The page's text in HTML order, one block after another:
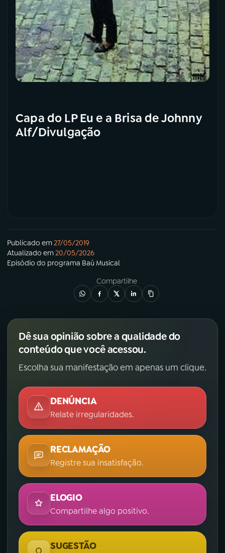
Capa do LP Eu e a Brisa de Johnny
Alf/Divulgação
Publicado em27/05/2019
Atualizado em20/05/2026
Episódio do programa Baú Musical
Compartilhe
Dê sua opinião sobre a qualidade do
conteúdo que você acessou.
Escolha sua manifestação em apenas um clique.
DENÚNCIA
Relate irregularidades.
RECLAMAÇÃO
Registre sua insatisfação.
ELOGIO
Compartilhe algo positivo.
SUGESTÃO